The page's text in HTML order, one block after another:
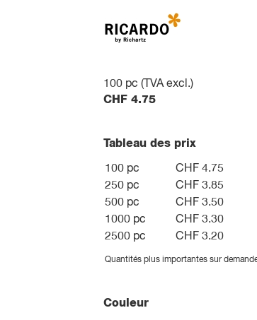
100 pc (TVA excl.)
CHF 4.75
Tableau des prix
100 pc
CHF 4.75
250 pc
CHF 3.85
500 pc
CHF 3.50
1000 pc
CHF 3.30
2500 pc
CHF 3.20
Quantités plus importantes sur
Couleur